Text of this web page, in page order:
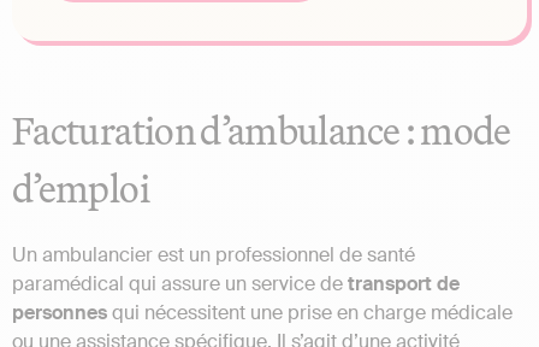
Facturation d’ambulance : mode
d’emploi
Un ambulancier est un professionnel de santé
paramédical qui assure un service detransport de
personnesqui nécessitent une prise en charge médicale